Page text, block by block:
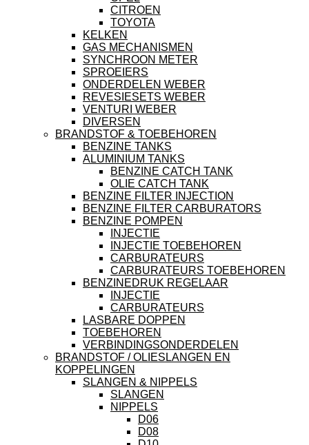
CITROEN
TOYOTA
KELKEN
GAS MECHANISMEN
SYNCHROON METER
SPROEIERS
ONDERDELEN WEBER
REVESIESETS WEBER
VENTURI WEBER
DIVERSEN
BRANDSTOF & TOEBEHOREN
BENZINE TANKS
ALUMINIUM TANKS
BENZINE CATCH TANK
OLIE CATCH TANK
BENZINE FILTER INJECTION
BENZINE FILTER CARBURATORS
BENZINE POMPEN
INJECTIE
INJECTIE TOEBEHOREN
CARBURATEURS
CARBURATEURS TOEBEHOREN
BENZINEDRUK REGELAAR
INJECTIE
CARBURATEURS
LASBARE DOPPEN
TOEBEHOREN
VERBINDINGSONDERDELEN
BRANDSTOF / OLIESLANGEN EN
KOPPELINGEN
SLANGEN & NIPPELS
SLANGEN
NIPPELS
D06
D08